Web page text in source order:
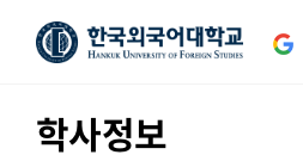
학사정보